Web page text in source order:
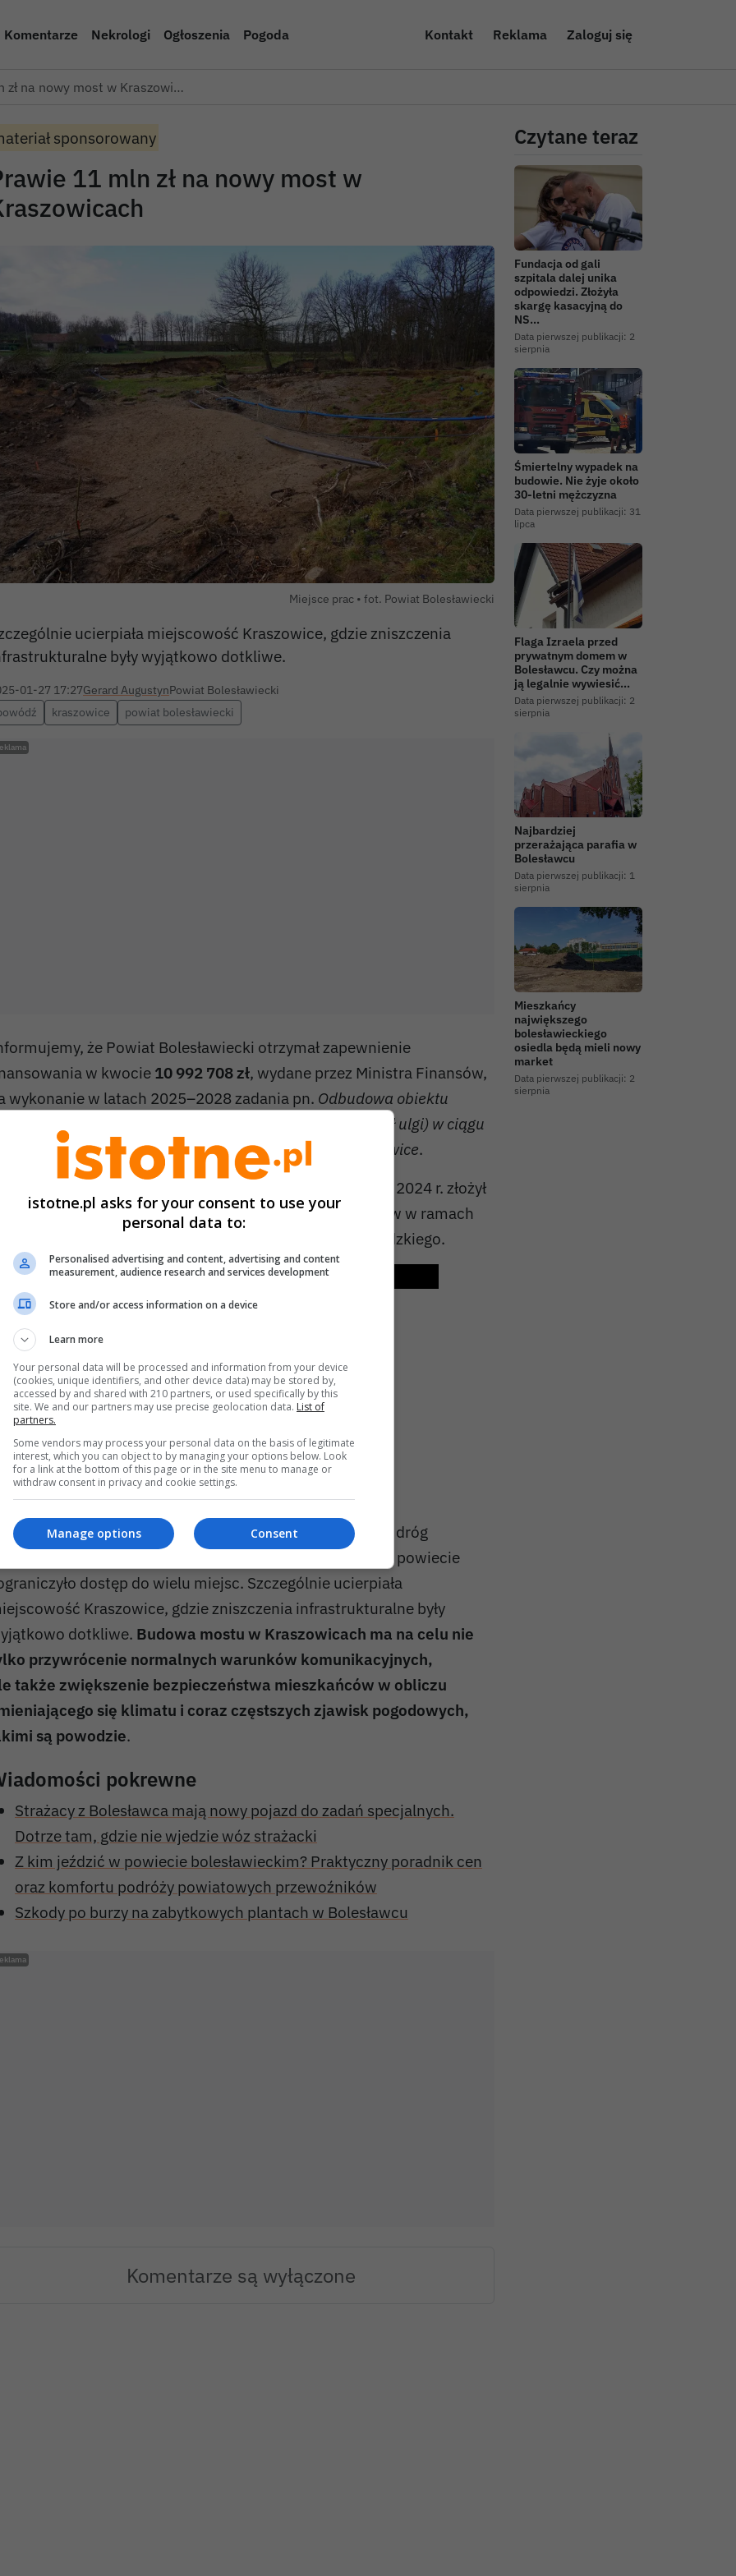
Komentarze Nekrologi Ogłoszenia Pogoda Kontakt Reklama Zaloguj się
zł na nowy most w Kraszowi…
sponsorowany
11 mln zł na nowy most w
Miejsce prac • fot. Powiat Bolesławiecki
ucierpiała miejscowość Kraszowice, gdzie zniszczenia
były wyjątkowo dotkliwe.
01-27 17:27Gerard AugustynPowiat Bolesławiecki
kraszowice powiat bolesławiecki
że Powiat Bolesławiecki otrzymał zapewnienie
w kwocie10 992 708 zł, wydane przez Ministra Finansów,
wykonanie w latach 2025–2028 zadania pn. Odbudowa obiektu
JNI 31000976 na starorzeczu rzeki Bóbr (kanał ulgi) w ciągu
powiatowej nr 2273D w pobliżu miejscowości Kraszowice.
iż Powiat Bolesławiecki już 15 października 2024 r. złożył
dotyczące odbudowy uszkodzonych dróg i mostów w ramach
powodziowej do Dolnośląskiego Urzędu Wojewódzkiego.
powódź spowodowała znaczące uszkodzenia dróg
mostów, co uniemożliwiło sprawne poruszanie się po powiecie
dostęp do wielu miejsc. Szczególnie ucierpiała
Kraszowice, gdzie zniszczenia infrastrukturalne były
dotkliwe. Budowa mostu w Kraszowicach ma na celu nie
przywrócenie normalnych warunków komunikacyjnych,
także zwiększenie bezpieczeństwa mieszkańców w obliczu
się klimatu i coraz częstszych zjawisk pogodowych,
są powodzie.
pokrewne
Strażacy z Bolesławca mają nowy pojazd do zadań specjalnych.
Dotrze tam, gdzie nie wjedzie wóz strażacki
Z kim jeździć w powiecie bolesławieckim? Praktyczny poradnik cen
oraz komfortu podróży powiatowych przewoźników
Szkody po burzy na zabytkowych plantach w Bolesławcu
Komentarze są wyłączone
Czytane teraz
Fundacja od gali
szpitala dalej unika
odpowiedzi. Złożyła
skargę kasacyjną do
NS…
Data pierwszej publikacji: 2
sierpnia
Śmiertelny wypadek na
budowie. Nie żyje około
30-letni mężczyzna
Data pierwszej publikacji: 31
lipca
Flaga Izraela przed
prywatnym domem w
Bolesławcu. Czy można
ją legalnie wywiesić…
Data pierwszej publikacji: 2
sierpnia
Najbardziej
przerażająca parafia w
Bolesławcu
Data pierwszej publikacji: 1
sierpnia
Mieszkańcy
największego
bolesławieckiego
osiedla będą mieli nowy
market
Data pierwszej publikacji: 2
sierpnia
istotne.pl asks for your consent to use your
personal data to:
Personalised advertising and content, advertising and content
measurement, audience research and services development
Store and/or access information on a device
Learn more
Your personal data will be processed and information from your device
(cookies, unique identifiers, and other device data) may be stored by,
accessed by and shared with 210 partners, or used specifically by this
site. We and our partners may use precise geolocation data. List of
partners.
Some vendors may process your personal data on the basis of legitimate
interest, which you can object to by managing your options below. Look
for a link at the bottom of this page or in the site menu to manage or
withdraw consent in privacy and cookie settings.
Consent
Manage options